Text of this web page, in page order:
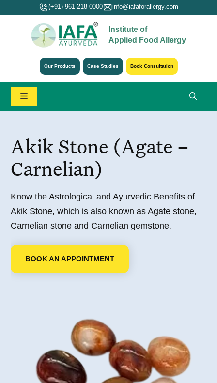
(+91) 961-218-0000 info@iafaforallergy.com
Institute of
Applied Food Allergy
Our Products Case Studies Book Consultation
Menu
Akik Stone (Agate –
Carnelian)
Know the Astrological and Ayurvedic Benefits of
Akik Stone, which is also known as Agate stone,
Carnelian stone and Carnelian gemstone.
BOOK AN APPOINTMENT